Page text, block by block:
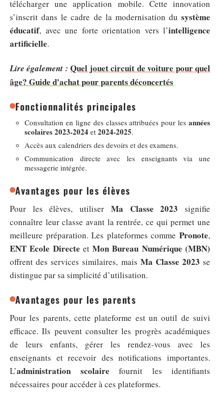
télécharger une application mobile. Cette innovation
s’inscrit dans le cadre de la modernisation du système
éducatif, avec une forte orientation vers l’intelligence
artificielle.
Lire également : Quel jouet circuit de voiture pour quel
âge? Guide d'achat pour parents déconcertés
Fonctionnalités principales
Consultation en ligne des classes attribuées pour les années
scolaires 2023-2024 et 2024-2025.
Accès aux calendriers des devoirs et des examens.
Communication directe avec les enseignants via une
messagerie intégrée.
Avantages pour les élèves
Pour les élèves, utiliser Ma Classe 2023 signifie
connaître leur classe avant la rentrée, ce qui permet une
meilleure préparation. Les plateformes comme Pronote,
ENT Ecole Directe etMon Bureau Numérique (MBN)
offrent des services similaires, mais Ma Classe 2023 se
distingue par sa simplicité d’utilisation.
Avantages pour les parents
Pour les parents, cette plateforme est un outil de suivi
efficace. Ils peuvent consulter les progrès académiques
de leurs enfants, gérer les rendez-vous avec les
enseignants et recevoir des notifications importantes.
L’administration scolaire fournit les identifiants
nécessaires pour accéder à ces plateformes.